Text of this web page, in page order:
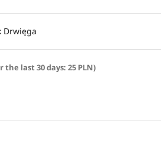
Drwięga
the last 30 days: 25 PLN)